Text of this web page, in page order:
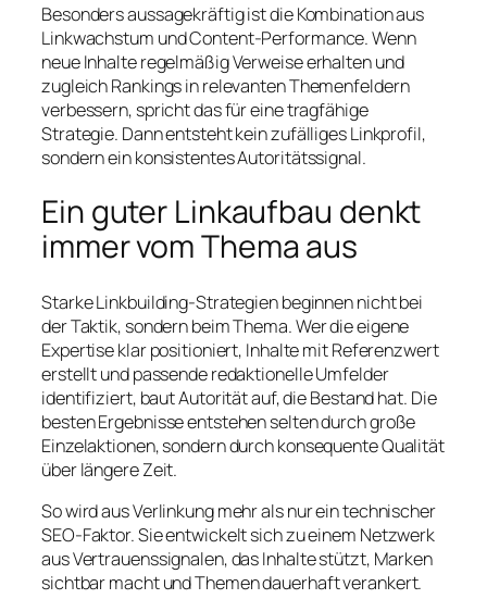
Besonders aussagekräftig ist die Kombination aus
Linkwachstum und Content-Performance. Wenn
neue Inhalte regelmäßig Verweise erhalten und
zugleich Rankings in relevanten Themenfeldern
verbessern, spricht das für eine tragfähige
Strategie. Dann entsteht kein zufälliges Linkprofil,
sondern ein konsistentes Autoritätssignal.
Ein guter Linkaufbau denkt
immer vom Thema aus
Starke Linkbuilding-Strategien beginnen nicht bei
der Taktik, sondern beim Thema. Wer die eigene
Expertise klar positioniert, Inhalte mit Referenzwert
erstellt und passende redaktionelle Umfelder
identifiziert, baut Autorität auf, die Bestand hat. Die
besten Ergebnisse entstehen selten durch große
Einzelaktionen, sondern durch konsequente Qualität
über längere Zeit.
So wird aus Verlinkung mehr als nur ein technischer
SEO-Faktor. Sie entwickelt sich zu einem Netzwerk
aus Vertrauenssignalen, das Inhalte stützt, Marken
sichtbar macht und Themen dauerhaft verankert.